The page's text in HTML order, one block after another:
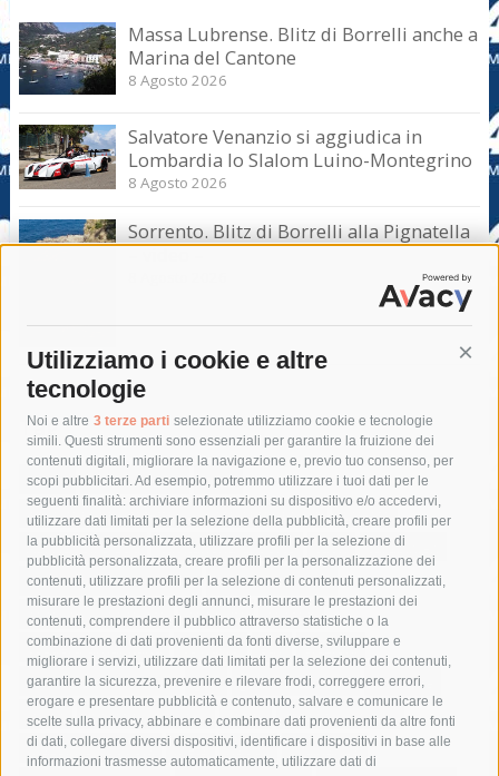
Utilizziamo i cookie e altre
tecnologie
Noi e altre 3 terze parti selezionate utilizziamo cookie e tecnologie
simili. Questi strumenti sono essenziali per garantire la fruizione dei
contenuti digitali, migliorare la navigazione e, previo tuo consenso, per
scopi pubblicitari. Ad esempio, potremmo utilizzare i tuoi dati per le
seguenti finalità: archiviare informazioni su dispositivo e/o accedervi,
utilizzare dati limitati per la selezione della pubblicità, creare profili per
la pubblicità personalizzata, utilizzare profili per la selezione di
pubblicità personalizzata, creare profili per la personalizzazione dei
contenuti, utilizzare profili per la selezione di contenuti personalizzati,
misurare le prestazioni degli annunci, misurare le prestazioni dei
contenuti, comprendere il pubblico attraverso statistiche o la
combinazione di dati provenienti da fonti diverse, sviluppare e
migliorare i servizi, utilizzare dati limitati per la selezione dei contenuti,
garantire la sicurezza, prevenire e rilevare frodi, correggere errori,
erogare e presentare pubblicità e contenuto, salvare e comunicare le
scelte sulla privacy, abbinare e combinare dati provenienti da altre fonti
di dati, collegare diversi dispositivi, identificare i dispositivi in base alle
informazioni trasmesse automaticamente, utilizzare dati di
Massa Lubrense. Blitz di Borrelli anche a
Marina del Cantone
8 Agosto 2026
Salvatore Venanzio si aggiudica in
Lombardia lo Slalom Luino-Montegrino
8 Agosto 2026
Sorrento. Blitz di Borrelli alla Pignatella
– video –
Tag
acqua allerta meteo
anas
area marina protetta di punta campanella
arresto
Asl Napoli 3 sud
capitaneria di porto capri
carabinieri
castellammare di stabia
circumvesuviana
comune di sorrento
concerto
contagi
costiera amalfitana
covid-19 eav
elezioni
fondazione sorrento
gori guardia costiera
incidente
lavori
lorenzo balducelli mare
massa lubrense
massimo coppola
Meta napoli
ordinanza